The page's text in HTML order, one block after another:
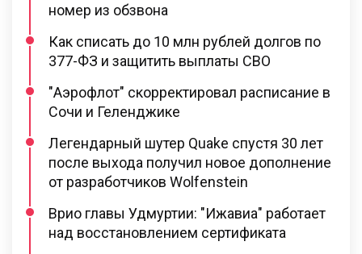
номер из обзвона
Как списать до 10 млн рублей долгов по
377-ФЗ и защитить выплаты СВО
"Аэрофлот" скорректировал расписание в
Сочи и Геленджике
Легендарный шутер Quake спустя 30 лет
после выхода получил новое дополнение
от разработчиков Wolfenstein
Врио главы Удмуртии: "Ижавиа" работает
над восстановлением сертификата